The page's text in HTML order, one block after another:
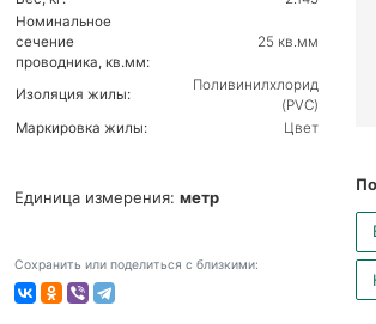
Номинальное
сечение
проводника, кв.мм:
25 кв.мм
Изоляция жилы:
Поливинилхлорид
(PVC)
Маркировка жилы:
Цвет
Единица измерения: метр
Сохранить или поделиться с близкими: